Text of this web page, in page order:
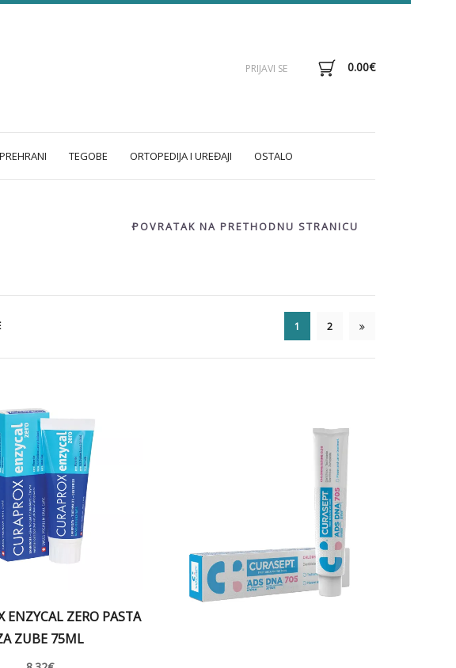
PRIJAVI SE 0.00€
TEGOBE ORTOPEDIJA I UREĐAJI OSTALO
POVRATAK NA PRETHODNU STRANICU
1 2
ENZYCAL ZERO PASTA
ZUBE 75ML